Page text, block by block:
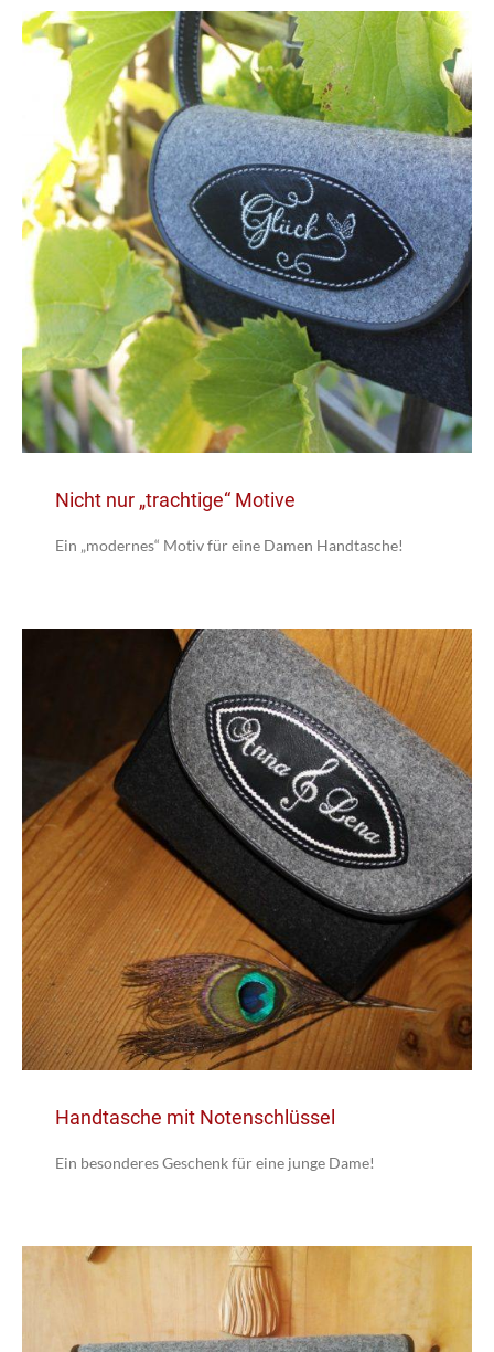
Nicht nur „trachtige“ Motive
Ein „modernes“ Motiv für eine Damen Handtasche!
Handtasche mit Notenschlüssel
Ein besonderes Geschenk für eine junge Dame!